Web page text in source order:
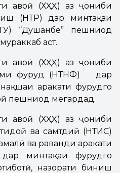
ҳавоӣ (ХҲҲ) аз ҷониби
(НТР) дар минтақаи
“Душанбе” пешниҳод
аст.
ҳавоӣ (ХҲҲ) аз ҷониби
фуруд (НТНФ) дар
ҳаракати фурудгоҳ
пешниҳод мегардад.
ҳавоӣ (ХҲҲ) аз ҷониби
ва самтдиҳӣ (НТИС)
ва раванди ҳаракати
минтақаи фурудгоҳ
назорати биниш